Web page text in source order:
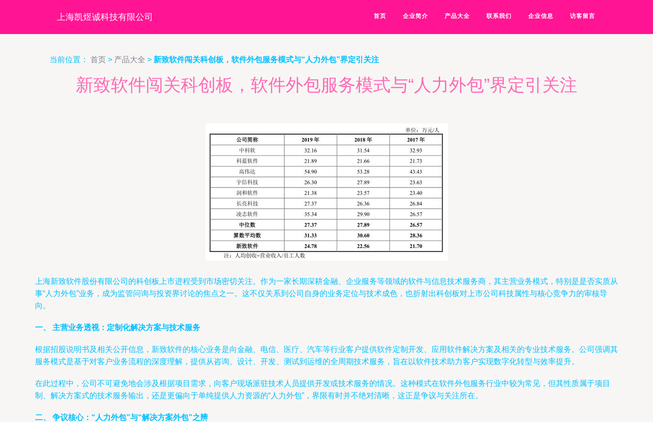
上海凯煜诚科技有限公司 首页 企业简介 产品大全 联系我们 企业信息 访客留言
当前位置： 首页 > 产品大全 > 新致软件闯关科创板，软件外包服务模式与“人力外包”界定引关注
新致软件闯关科创板，软件外包服务模式与“人力外包”界定引关注
上海新致软件股份有限公司的科创板上市进程受到市场密切关注。作为一家长期深耕金融、企业服务等领域的软件与信息技术服务商，其主营业务模式，特别是是否实质从
事“人力外包”业务，成为监管问询与投资界讨论的焦点之一。这不仅关系到公司自身的业务定位与技术成色，也折射出科创板对上市公司科技属性与核心竞争力的审核导
向。
一、 主营业务透视：定制化解决方案与技术服务
根据招股说明书及相关公开信息，新致软件的核心业务是向金融、电信、医疗、汽车等行业客户提供软件定制开发、应用软件解决方案及相关的专业技术服务。公司强调其
服务模式是基于对客户业务流程的深度理解，提供从咨询、设计、开发、测试到运维的全周期技术服务，旨在以软件技术助力客户实现数字化转型与效率提升。
在此过程中，公司不可避免地会涉及根据项目需求，向客户现场派驻技术人员提供开发或技术服务的情况。这种模式在软件外包服务行业中较为常见，但其性质属于项目
制、解决方案式的技术服务输出，还是更偏向于单纯提供人力资源的“人力外包”，界限有时并不绝对清晰，这正是争议与关注所在。
二、 争议核心：“人力外包”与“解决方案外包”之辨